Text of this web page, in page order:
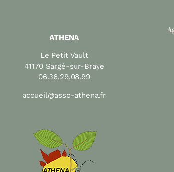
ATHENA
Le Petit Vault
41170 Sargé-sur-Braye
06.36.29.08.99
accueil@asso-athena.fr